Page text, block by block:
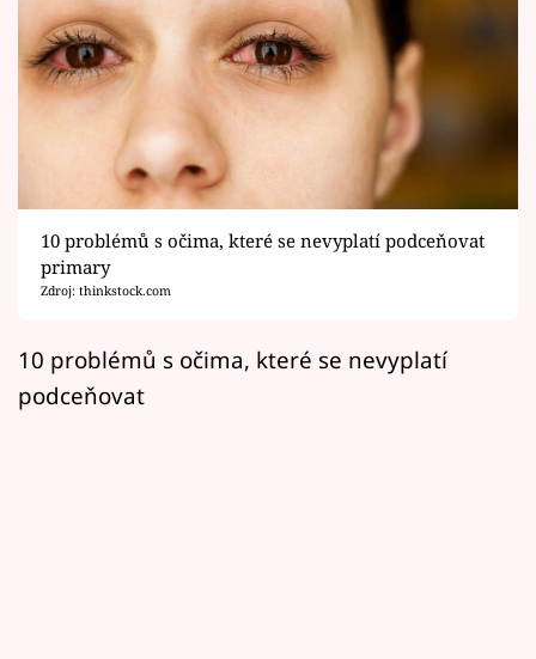
Vztahy
Seriály
Horoskopy
Sledujte prima+
Filmový festival Karlovy Vary
Mámy sobě
10 problémů s očima, které se nevyplatí podceňovat
primary
Zdroj: thinkstock.com
10 problémů s očima, které se nevyplatí
podceňovat